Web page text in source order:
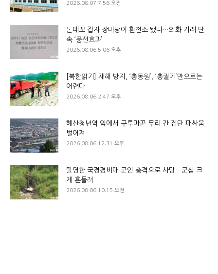
2026.08.07 7:56 오전
돈데꼬 잡자 장마당이 환전소 됐다…외화 거래 단
속 ‘풍선효과’
2026.08.06 5:06 오후
[북한읽기] 재해 방지, ‘총동원’, ‘총궐기’만으로는
어렵다
2026.08.06 2:47 오후
혜산청년역 앞에서 구루마꾼 무리 간 집단 패싸움
벌어져
2026.08.06 12:31 오후
탈영한 국경경비대 군인 총격으로 사망…군심 크
게 흔들려
2026.08.06 10:15 오전